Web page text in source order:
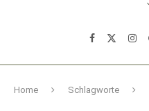
Home Schlagworte